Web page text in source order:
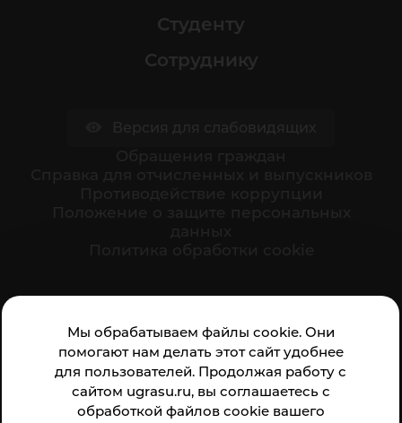
Мы обрабатываем файлы cookie. Они
помогают нам делать этот сайт удобнее
для пользователей. Продолжая работу с
сайтом ugrasu.ru, вы соглашаетесь с
обработкой файлов cookie вашего
Студенту
Сотруднику
организации: